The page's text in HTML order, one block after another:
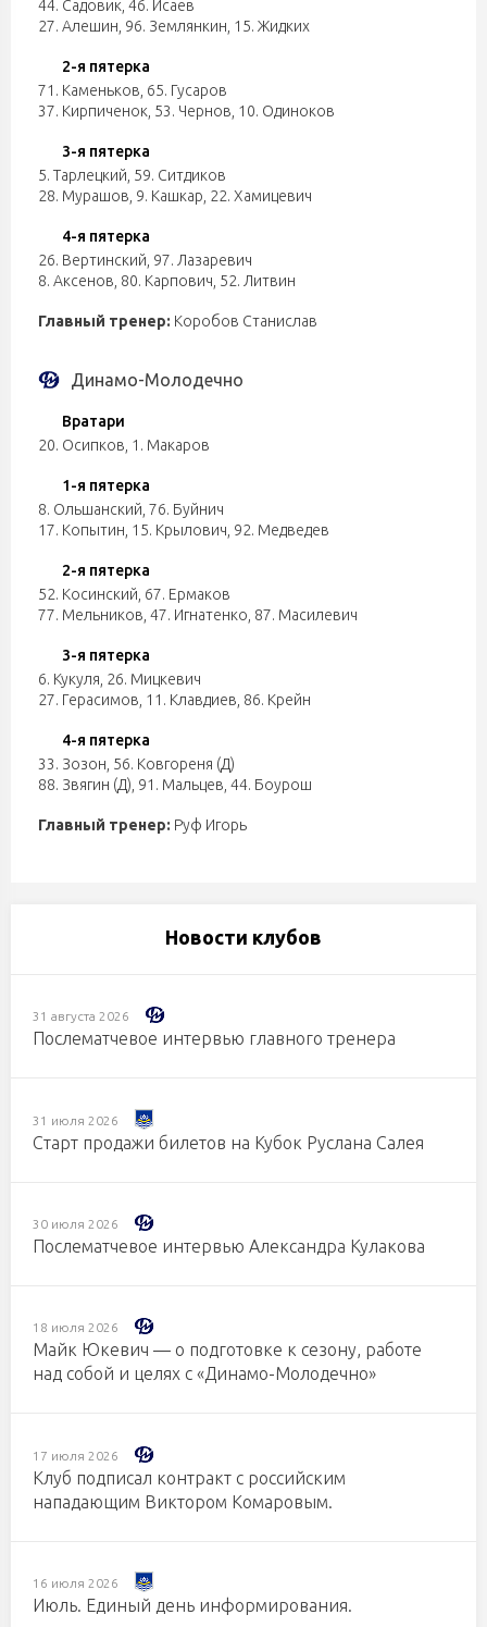
44. Садовик 46. Исаев
27. Алешин 96. Землянкин 15. Жидких
2-я пятерка
71. Каменьков 65. Гусаров
37. Кирпиченок 53. Чернов 10. Одиноков
3-я пятерка
5. Тарлецкий 59. Ситдиков
28. Мурашов 9. Кашкар 22. Хамицевич
4-я пятерка
26. Вертинский 97. Лазаревич
8. Аксенов 80. Карпович 52. Литвин
Главный тренер: Коробов Станислав
Динамо-Молодечно
Вратари
20. Осипков 1. Макаров
1-я пятерка
8. Ольшанский 76. Буйнич
17. Копытин 15. Крылович 92. Медведев
2-я пятерка
52. Косинский 67. Ермаков
77. Мельников 47. Игнатенко 87. Масилевич
3-я пятерка
6. Кукуля 26. Мицкевич
27. Герасимов 11. Клавдиев 86. Крейн
4-я пятерка
33. Зозон 56. Ковгореня (Д)
88. Звягин (Д) 91. Мальцев 44. Боурош
Главный тренер: Руф Игорь
Новости клубов
31 августа 2026
Послематчевое интервью главного тренера
31 июля 2026
Старт продажи билетов на Кубок Руслана Салея
30 июля 2026
Послематчевое интервью Александра Кулакова
18 июля 2026
Майк Юкевич — о подготовке к сезону, работе
над собой и целях с «Динамо-Молодечно»
17 июля 2026
Клуб подписал контракт с российским
нападающим Виктором Комаровым.
16 июля 2026
Июль. Единый день информирования.